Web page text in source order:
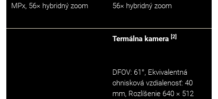
MPx, 56× hybridný zoom
56× hybridný zoom
Termálna kamera [2]
DFOV: 61°, Ekvivalentná
ohnisková vzdialenosť: 40
mm, Rozlíšenie 640 × 512